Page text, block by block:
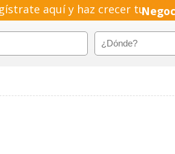
aquí y haz crecer tu
Pyme!